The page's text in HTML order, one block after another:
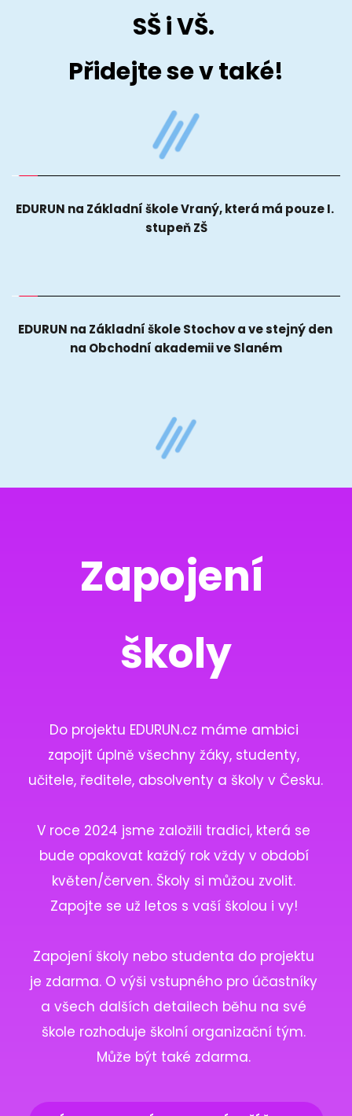
SŠ i VŠ.
Přidejte se v také!
EDURUN na Základní škole Vraný, která má pouze I.
stupeň ZŠ
EDURUN na Základní škole Stochov a ve stejný den
na Obchodní akademii ve Slaném
Zapojení
školy
Do projektu EDURUN.cz máme ambici
zapojit úplně všechny žáky, studenty,
učitele, ředitele, absolventy a školy v Česku.
V roce 2024 jsme založili tradici, která se
bude opakovat každý rok vždy v období
květen/červen. Školy si můžou zvolit.
Zapojte se už letos s vaší školou i vy!
Zapojení školy nebo studenta do projektu
je zdarma. O výši vstupného pro účastníky
a všech dalších detailech běhu na své
škole rozhoduje školní organizační tým.
Může být také zdarma.